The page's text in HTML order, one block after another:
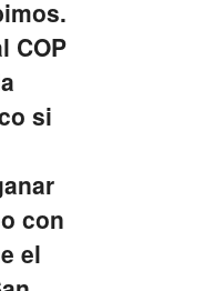
COP
si
con
el